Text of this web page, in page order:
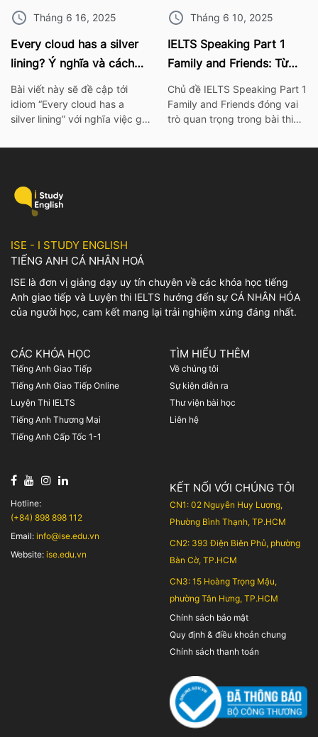
Tháng 6 16, 2025
Every cloud has a silver
lining? Ý nghĩa và cách
dùng chính xác nhất
Bài viết này sẽ đề cập tới
idiom “Every cloud has a
silver lining” với nghĩa việc gì
có thể mà làm điều gì đó. Để
idiom này, mọi người có thể
tham khảo bài viết […]
Tháng 6 10, 2025
IELTS Speaking Part 1
Family and Friends: Từ
vựng kèm bài mẫu chi tiết
Chủ đề IELTS Speaking Part 1
Family and Friends đóng vai
trò quan trọng trong bài thi
hiểu các từ vựng thông dụng
ISE - I STUDY ENGLISH
TIẾNG ANH CÁ NHÂN HOÁ
ISE là đơn vị giảng dạy uy tín chuyên về các khóa học tiếng
Anh giao tiếp và Luyện thi IELTS hướng đến sự CÁ NHÂN HÓA
của người học, cam kết mang lại trải nghiệm xứng đáng nhất.
CÁC KHÓA HỌC
Tiếng Anh Giao Tiếp
Tiếng Anh Giao Tiếp Online
Luyện Thi IELTS
Tiếng Anh Thương Mại
Tiếng Anh Cấp Tốc 1-1
TÌM HIỂU THÊM
Về chúng tôi
Sự kiện diễn ra
Thư viện bài học
Liên hệ
KẾT NỐI VỚI CHÚNG TÔI
CN1: 02 Nguyễn Huy Lượng,
Phường Bình Thạnh, TP.HCM
CN2: 393 Điện Biên Phủ, phường
Bàn Cờ, TP.HCM
CN3: 15 Hoàng Trọng Mậu,
phường Tân Hưng, TP.HCM
Chính sách bảo mật
Quy định & điều khoản chung
Chính sách thanh toán
Hotline:
(+84) 898 898 112
Email: info@ise.edu.vn
Website: ise.edu.vn